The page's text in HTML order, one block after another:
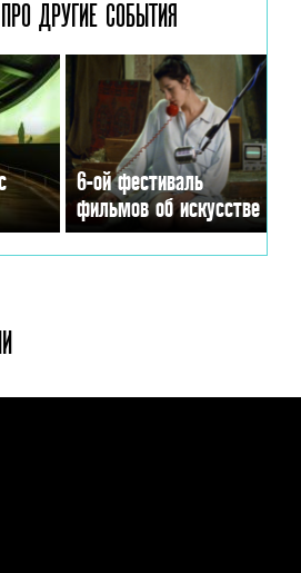
ДРУГИЕ СОБЫТИЯ
6-ой фестиваль
фильмов об искусстве